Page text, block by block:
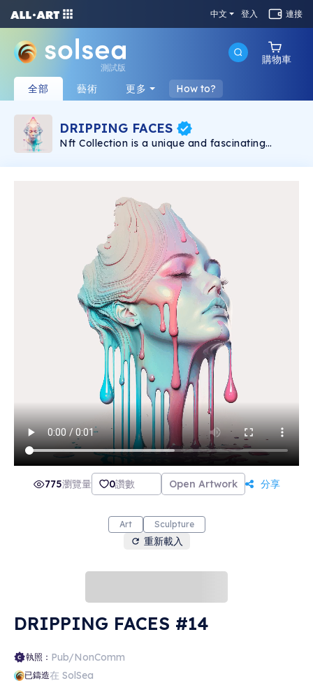
中文 登入 連接
測試版
購物車
全部 藝術 更多 How to?
DRIPPING FACES
Nft Collection is a unique and fascinating
colors. This is the perfect gift for anyone who
775瀏覽量 0讚數 Open Artwork 分享
Art Sculpture
重新載入
DRIPPING FACES #14
執照： Pub/NonComm
已鑄造在 SolSea